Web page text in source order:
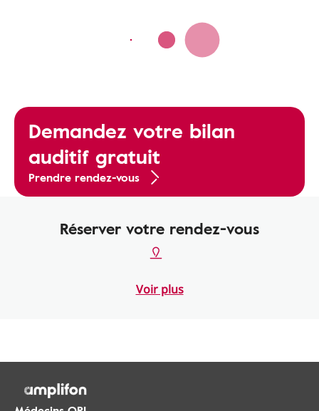
Demandez votre bilan
auditif gratuit
Prendre rendez-vous
Réserver votre rendez-vous
Voir plus